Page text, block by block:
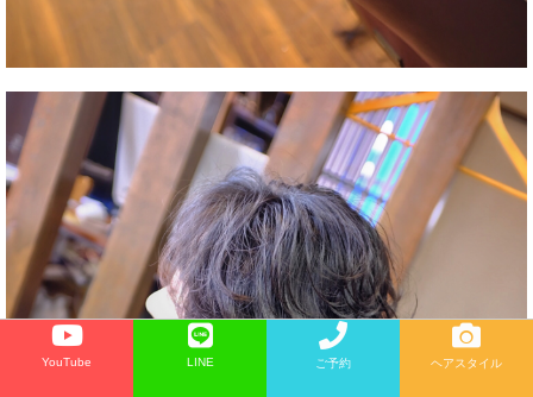
YouTube LINE ご予約 ヘアスタイル